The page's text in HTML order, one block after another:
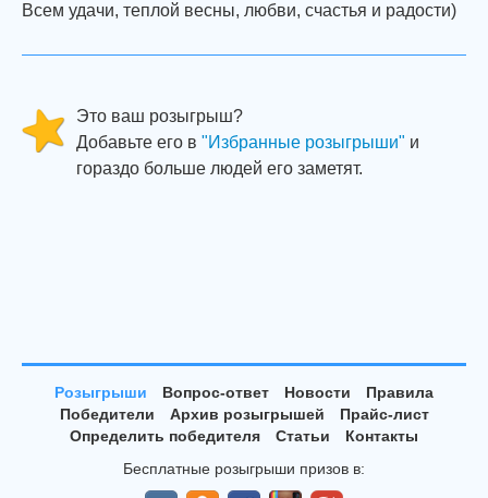
Всем удачи, теплой весны, любви, счастья и радости)
Это ваш розыгрыш?
Добавьте его в "Избранные розыгрыши" и
гораздо больше людей его заметят.
Розыгрыши Вопрос-ответ Новости
Правила
Победители
Архив розыгрышей
Прайс-лист
Определить победителя
Статьи
Контакты
Бесплатные розыгрыши призов в: